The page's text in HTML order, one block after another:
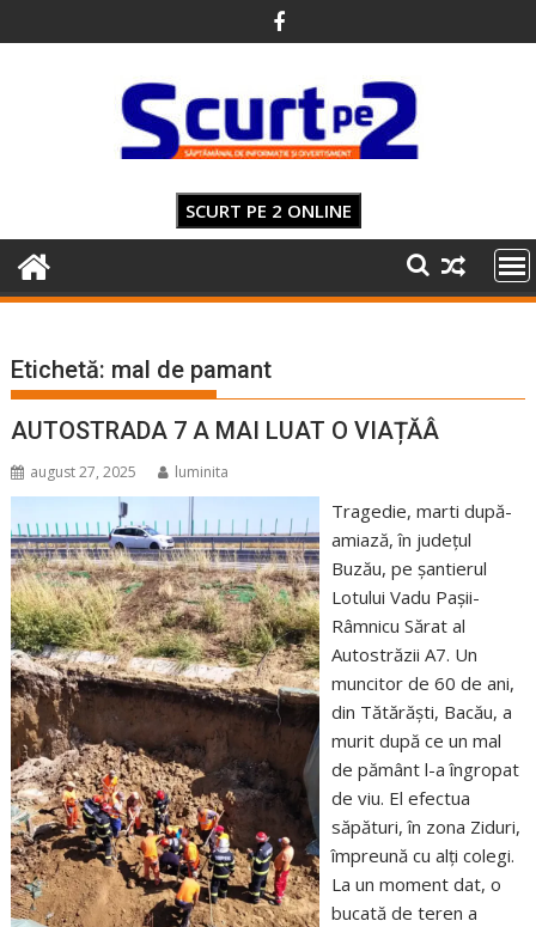
to
SCURT PE 2 ONLINE
Etichetă: mal de pamant
AUTOSTRADA 7 A MAI LUAT O VIAȚĂÂ
august 27, 2025 luminita
Tragedie, marti după-
amiază, în județul
Buzău, pe șantierul
Lotului Vadu Pașii-
Râmnicu Sărat al
Autostrăzii A7. Un
muncitor de 60 de ani,
din Tătărăști, Bacău, a
murit după ce un mal
de pământ l-a îngropat
de viu. El efectua
săpături, în zona Ziduri,
împreună cu alți colegi.
La un moment dat, o
bucată de teren a